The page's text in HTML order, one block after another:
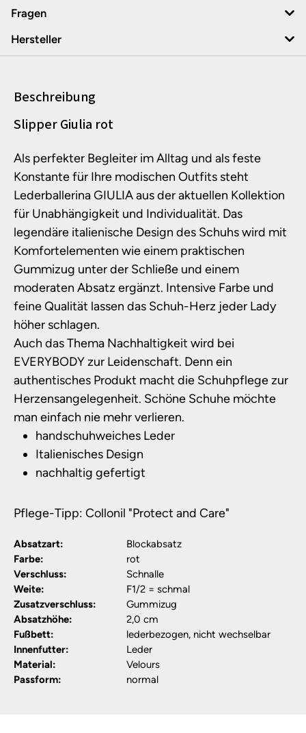
Fragen
Hersteller
Beschreibung
Produktinformationen
Slipper Giulia rot
Als perfekter Begleiter im Alltag und als feste
Konstante für Ihre modischen Outfits steht
Lederballerina GIULIA aus der aktuellen Kollektion
für Unabhängigkeit und Individualität. Das
legendäre italienische Design des Schuhs wird mit
Komfortelementen wie einem praktischen
Gummizug unter der Schließe und einem
moderaten Absatz ergänzt. Intensive Farbe und
feine Qualität lassen das Schuh-Herz jeder Lady
höher schlagen.
Auch das Thema Nachhaltigkeit wird bei
EVERYBODY zur Leidenschaft. Denn ein
authentisches Produkt macht die Schuhpflege zur
Herzensangelegenheit. Schöne Schuhe möchte
man einfach nie mehr verlieren.
handschuhweiches Leder
Italienisches Design
nachhaltig gefertigt
Pflege-Tipp: Collonil "Protect and Care"
Absatzart:
Blockabsatz
Farbe:
rot
Verschluss:
Schnalle
Weite:
F1/2 = schmal
Zusatzverschluss:
Gummizug
Absatzhöhe:
2,0 cm
Fußbett:
lederbezogen, nicht wechselbar
Innenfutter:
Leder
Material:
Velours
Passform:
normal